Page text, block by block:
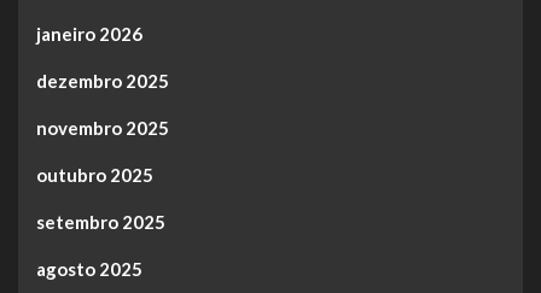
janeiro 2026
dezembro 2025
novembro 2025
outubro 2025
setembro 2025
agosto 2025